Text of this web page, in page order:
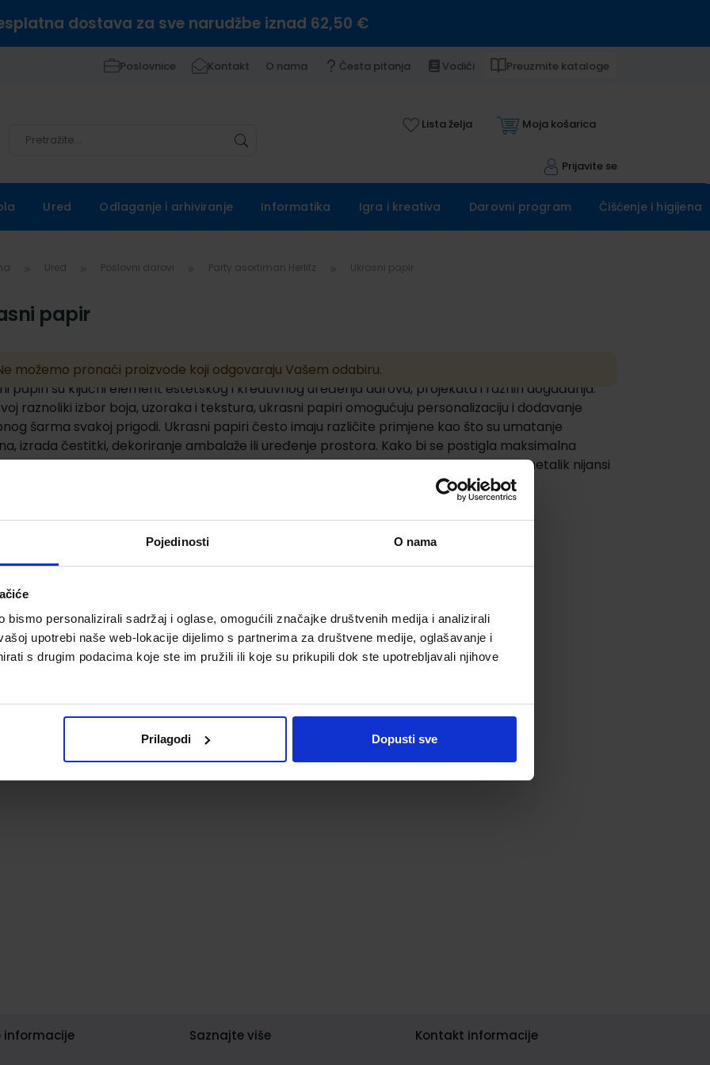
Pojedinosti O nama
bismo personalizirali sadržaj i oglase, omogućili značajke društvenih medija i analizirali
upotrebi naše web-lokacije dijelimo s partnerima za društvene medije, oglašavanje i
s drugim podacima koje ste im pružili ili koje su prikupili dok ste upotrebljavali njihove
Prilagodi Dopusti sve
dostava za sve narudžbe iznad 62,50 €
Poslovnice Kontakt O nama Česta pitanja Vodiči Preuzmite kataloge
Lista želja Moja košarica
Prijavite se
Ured Odlaganje i arhiviranje Informatika Igra i kreativa Darovni program Čišćenje i higijena
Ured Poslovni darovi Party asortiman Herlitz
papir
možemo pronaći proizvode koji odgovaraju Vašem odabiru.
papiri su ključni element estetskog i kreativnog uređenja darova, projekata i raznih događanja.
raznoliki izbor boja, uzoraka i tekstura, ukrasni papiri omogućuju personalizaciju i dodavanje
šarma svakoj prigodi. Ukrasni papiri često imaju različite primjene kao što su umatanje
izrada čestitki, dekoriranje ambalaže ili uređenje prostora. Kako bi se postigla maksimalna
neki proizvođači nude i posebne linije papira s dodatnim efektima poput sjaja, metalik nijansi
informacije Saznajte više Kontakt informacije